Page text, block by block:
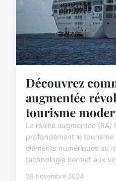
Découvrez
augmentée
tourisme
La réalité augmentée (RA)
profondément le tourisme
éléments numériques au
technologie permet aux
26 novembre 2024